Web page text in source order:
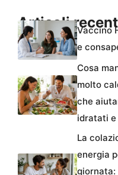
Articoli
Vaccino
e
Cosa
molto
che
idratati e
La
energia
giornata: